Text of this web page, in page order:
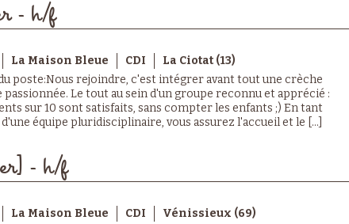
- h/f
La Maison Bleue CDI
La Ciotat (13)
poste:Nous rejoindre, c'est intégrer avant tout une crèche
passionnée. Le tout au sein d'un groupe reconnu et apprécié :
sur 10 sont satisfaits, sans compter les enfants ;) En tant
équipe pluridisciplinaire, vous assurez l'accueil et le [...]
- h/f
La Maison Bleue CDI
Vénissieux (69)